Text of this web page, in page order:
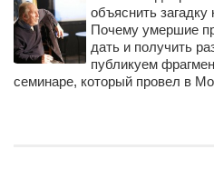
объяснить
Почему умершие
дать и получить
публикуем
семинаре, который провел в